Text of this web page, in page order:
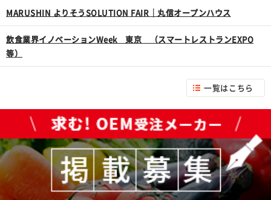
MARUSHIN よりそうSOLUTION FAIR｜丸信オープンハウス
飲食業界イノベーションWeek 東京 （スマートレストランEXPO
等）
一覧はこちら